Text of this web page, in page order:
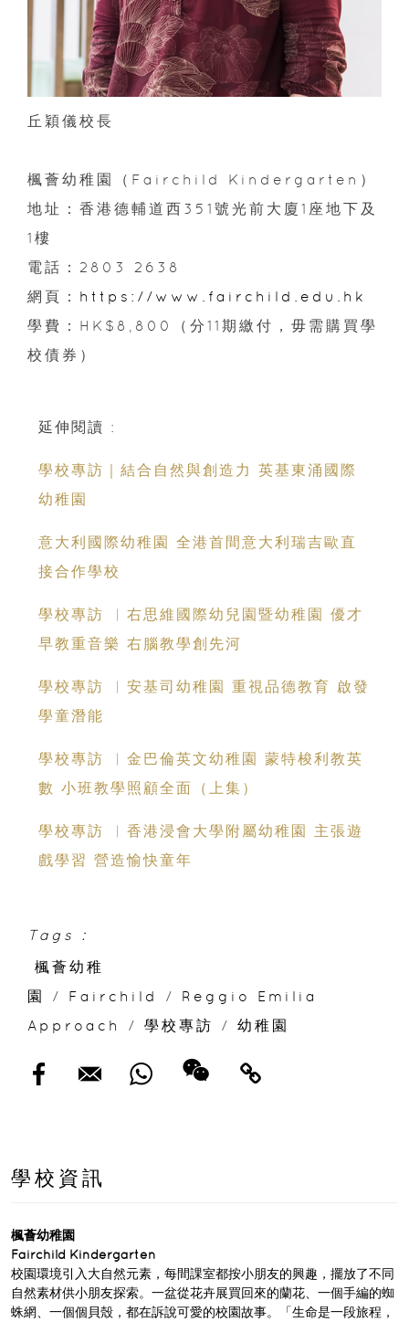
丘穎儀校長
楓薈幼稚園（Fairchild Kindergarten）
地址：香港德輔道西351號光前大廈1座地下及
1樓
電話：2803 2638
網頁： https://www.fairchild.edu.hk
學費：HK$8,800（分11期繳付，毋需購買學
校債券）
延伸閱讀 :
學校專訪｜結合自然與創造力 英基東涌國際
幼稚園
意大利國際幼稚園 全港首間意大利瑞吉歐直
接合作學校
學校專訪 ︳右思維國際幼兒園暨幼稚園 優才
早教重音樂 右腦教學創先河
學校專訪 ︳安基司幼稚園 重視品德教育 啟發
學童潛能
學校專訪 ︳金巴倫英文幼稚園 蒙特梭利教英
數 小班教學照顧全面（上集）
學校專訪 ︳香港浸會大學附屬幼稚園 主張遊
戲學習 營造愉快童年
Tags :
楓薈幼稚
園
/ Fairchild /
Reggio Emilia
Approach
/ 學校專訪 / 幼稚園
學校資訊
楓薈幼稚園
Fairchild Kindergarten
校園環境引入大自然元素，每間課室都按小朋友的興趣，擺放了不同
自然素材供小朋友探索。一盆從花卉展買回來的蘭花、一個手編的蜘
蛛網、一個個貝殼，都在訴說可愛的校園故事。「生命是一段旅程，